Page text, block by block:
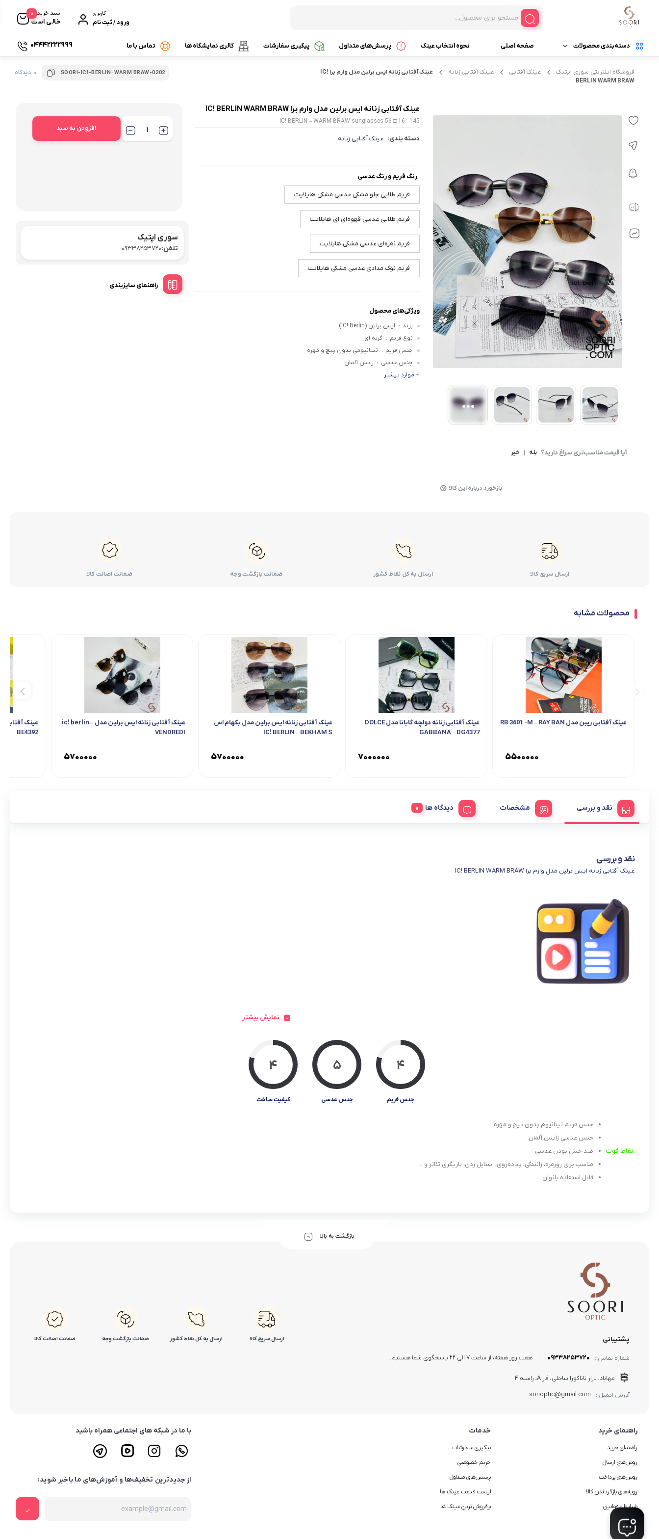
کاربری
ورود / ثبت نام
سبد خرید
خالی است
0
دسته‌‍بندی محصولات
عینک آفتابی عینک آفتابی زنانه
عینک چوبی
صفحه اصلی نحوه انتخاب عینک پرسش‌های متداول پیگیری سفارشات گالری نمایشگاه ها تماس با ما 04442222999
فروشگاه اینترنتی سوری اپتیک عینک آفتابی عینک آفتابی زنانه
عینک آفتابی زنانه ایس برلین مدل وارم برا IC!
BERLIN WARM BRAW
SOORI-IC!-BERLIN–WARM BRAW-0202 0 دیدگاه
آیا قیمت مناسب‌تری سراغ دارید؟ بله | خیر
بازخورد درباره این کالا
عینک آفتابی زنانه ایس برلین مدل وارم برا IC! BERLIN WARM BRAW
IC! BERLIN – WARM BRAW sunglasses 56 □ 16 - 145
دسته بندی: عینک آفتابی زنانه
رنگ فریم و رنگ عدسی
فریم طلایی جلو مشکی عدسی مشکی هایلایت
فریم طلایی عدسی قهوه‌ای ای هایلایت
فریم نقره‌ای عدسی مشکی هایلایت
فریم نوک مدادی عدسی مشکی هایلایت
ویژگی‌های محصول
برند :
ایس برلین (IC! Berlin)
نوع فریم : گربه ای
جنس فریم :
تیتانیومی بدون پیچ و مهره
جنس عدسی :
زایس آلمان
+ موارد بیشتر
افزودن به سبد
سوری اپتیک
تلفن:09338253720
راهنمای سایزبندی
ارسال سریع کالا ارسال به کل نقاط کشور ضمانت بازگشت وجه ضمانت اصالت کالا
محصولات مشابه
عینک آفتابی ریبن مدل RB 3601 -M – RAY BAN
۵۵۰۰۰۰۰
عینک آفتابی زنانه دولچه گابانا مدل DOLCE
GABBANA – DG4377
۷۰۰۰۰۰۰
عینک آفتابی زنانه ایس برلین مدل بکهام اس
IC! BERLIN – BEKHAM S
۵۷۰۰۰۰۰
عینک آفتابی زنانه ایس برلین مدل ic! berlin –
VENDREDI
۵۷۰۰۰۰۰
BE4392
نقد و بررسی مشخصات دیدگاه ها
نقد و بررسی
عینک آفتابی زنانه ایس برلین مدل وارم برا IC! BERLIN WARM BRAW
نمایش بیشتر
جنس فریم جنس عدسی کیفیت ساخت
نقاط قوت
جنس فریم تیتانیوم بدون پیچ و مهره
جنس عدسی زایس آلمان
ضد خش بودن عدسی
مناسب برای روزمره، رانندگی، پیاده‌روی، استایل زدن، بازیگری تئاتر و ...
قابل استفاده بانوان
بازگشت به بالا
پشتیبانی
شماره تماس : 09338253720 هفت روز هفته، از ساعت 7 الی 22 پاسخگوی شما هستیم.
مهاباد، بازار تاناکورا ساحلی، فاز A، راسته 4
آدرس ایمیل :
sorioptic@gmail.com
ارسال سریع کالا ارسال به کل نقاط کشور ضمانت بازگشت وجه ضمانت اصالت کالا
راهنمای خرید
راهنمای خرید
روش‌های ارسال
روش‌های پرداخت
رویه‌های بازگرداندن کالا
شرایط و قوانین
خدمات
پیگیری سفارشات
حریم خصوصی
پرسش‌های متداول
لیست قیمت عینک ها
پرفروش ترین عینک ها
با ما در شبکه های اجتماعی همراه باشید
از جدیدترین تخفیف‌ها و آموزش‌های ما باخبر شوید: